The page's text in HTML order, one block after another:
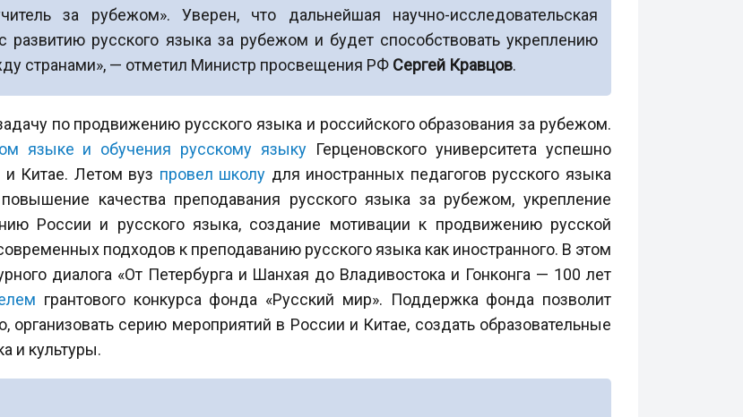
за рубежом». Уверен, что дальнейшая научно-исследовательская
развитию русского языка за рубежом и будет способствовать укреплению
странами», — отметил Министр просвещения РФ Сергей Кравцов.
по продвижению русского языка и российского образования за рубежом.
языке и обучения русскому языку Герценовского университета успешно
и Китае. Летом вуз провел школу для иностранных педагогов русского языка
качества преподавания русского языка за рубежом, укрепление
России и русского языка, создание мотивации к продвижению русской
подходов к преподаванию русского языка как иностранного. В этом
диалога «От Петербурга и Шанхая до Владивостока и Гонконга — 100 лет
грантового конкурса фонда «Русский мир». Поддержка фонда позволит
серию мероприятий в России и Китае, создать образовательные
и культуры.